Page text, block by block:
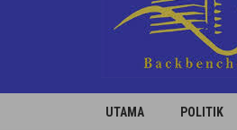
UTAMA POLITIK